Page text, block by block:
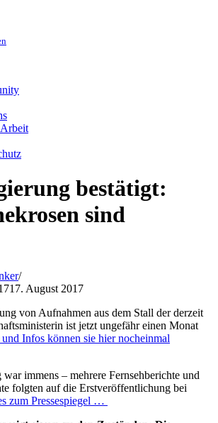
bestätigt:
sind
17. August 2017
von Aufnahmen aus dem Stall der derzeit
ist jetzt ungefähr einen Monat
Infos können sie hier nocheinmal
immens – mehrere Fernsehberichte und
folgten auf die Erstveröffentlichung bei
zum Pressespiegel …